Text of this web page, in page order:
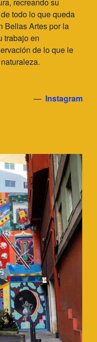
todo lo que queda
Bellas Artes por la
trabajo en
de lo que le
— Instagram